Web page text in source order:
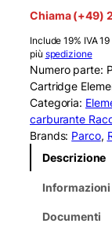
Chiama (+49)
Include 19% IVA 19
più spedizione
Numero parte:
Cartridge
Categoria:
carburante
Brands: Parco,
Descrizione
Documenti